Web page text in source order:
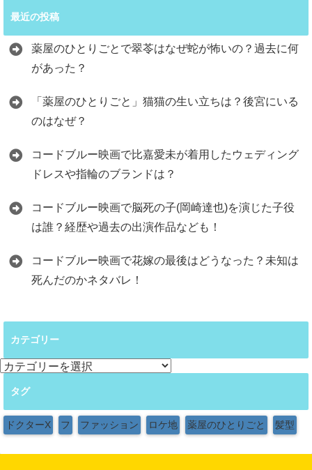
最近の投稿
薬屋のひとりごとで翠苓はなぜ蛇が怖いの？過去に何
があった？
「薬屋のひとりごと」猫猫の生い立ちは？後宮にいる
のはなぜ？
コードブルー映画で比嘉愛未が着用したウェディング
ドレスや指輪のブランドは？
コードブルー映画で脳死の子(岡崎達也)を演じた子役
は誰？経歴や過去の出演作品なども！
コードブルー映画で花嫁の最後はどうなった？未知は
死んだのかネタバレ！
カテゴリー
カ
リ
ー
タグ
ドクターX フ ファッション ロケ地 薬屋のひとりごと 髪型